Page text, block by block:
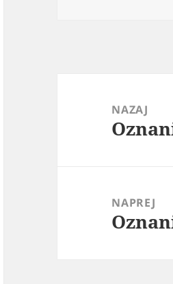
prispevkaNAZAJ
Prejšnji
NAPREJ